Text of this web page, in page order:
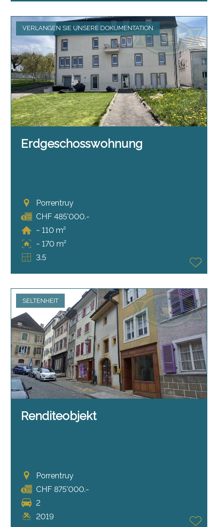
VERLANGEN SIE UNSERE DOKUMENTATION
Erdgeschosswohnung
Porrentruy
CHF 485'000.-
~ 110 m²
~ 170 m²
3.5
SELTENHEIT
Renditeobjekt
Porrentruy
CHF 875'000.-
2
2019